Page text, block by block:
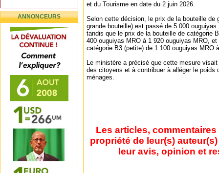
ANNONCEURS
et du Tourisme en date du 2 juin 2026.
Selon cette décision, le prix de la bouteille de
grande bouteille) est passé de 5 000
tandis que le prix de la bouteille de catégorie
400 ouguiyas MRO à 1 920 ouguiyas MRO,
catégorie B3 (petite) de 1 100 ouguiyas MRO
Le ministère a précisé que cette mesure
des citoyens et à contribuer à alléger le poids
ménages.
Les articles,
propriété de leur(s)
leur avis, opinion et